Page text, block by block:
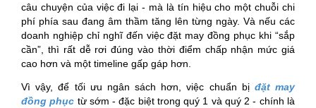
câu chuyện của việc đi lại - mà là tín hiệu cho một chuỗi chi
phí phía sau đang âm thầm tăng lên từng ngày. Và nếu các
doanh nghiệp chỉ nghĩ đến việc đặt may đồng phục khi “sắp
cần”, thì rất dễ rơi đúng vào thời điểm chấp nhận mức giá
cao hơn và một timeline gấp gáp hơn.
Vì vậy, để tối ưu ngân sách hơn, việc chuẩn bị đặt may
đồng phục từ sớm - đặc biệt trong quý 1 và quý 2 - chính là